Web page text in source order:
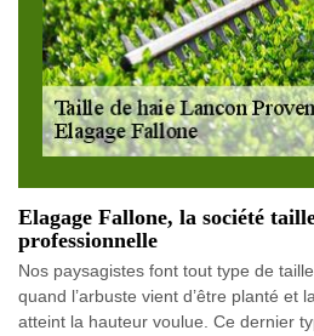
Elagage Fallone, la société
professionnelle
Nos paysagistes font tout type de
quand l’arbuste vient d’être planté et
atteint la hauteur voulue. Ce dernier